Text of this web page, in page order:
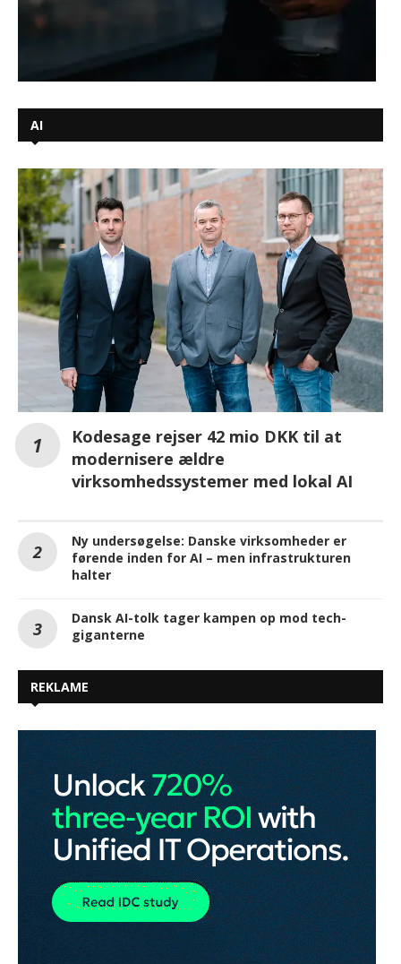
Kodesage rejser 42 mio DKK til at
modernisere ældre
virksomhedssystemer med lokal AI
Ny undersøgelse: Danske virksomheder er
førende inden for AI – men infrastrukturen
halter
Dansk AI-tolk tager kampen op mod tech-
REKLAME